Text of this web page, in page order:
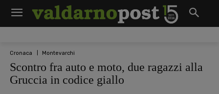
Cronaca Montevarchi
Scontro fra auto e moto, due ragazzi alla
Gruccia in codice giallo